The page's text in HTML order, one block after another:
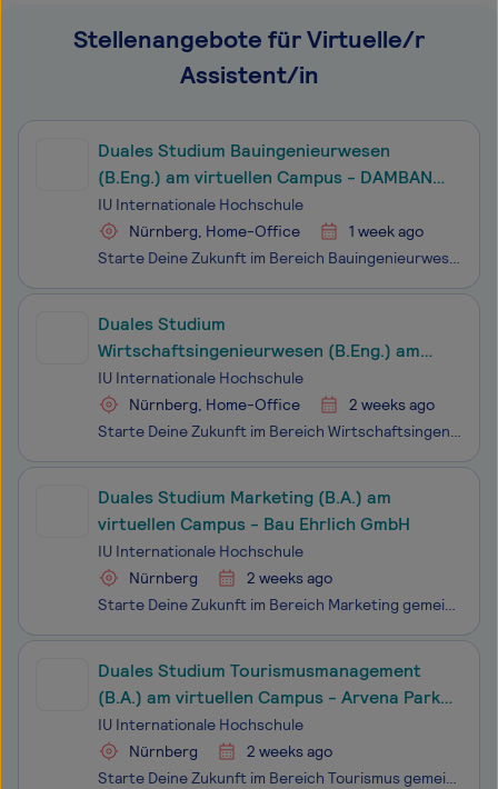
Stellenangebote für Virtuelle/r
Assistent/in
Duales Studium Bauingenieurwesen
(B.Eng.) am virtuellen Campus - DAMBAN
Ingenieurbüro
IU Internationale Hochschule
Nürnberg, Home-Office
1 week ago
Starte Deine Zukunft im Bereich Bauingenieurwesen gemeinsam mit dem DAMBAN Ingenieurbüro und der IU Internationalen Hochschule (IU). Im Dualen myStudium – akkreditiert als duales Fernstudium - sammelst Du Deine Praxiserfahrung im Unternehmen und lernst die Theorie zu 100 % virtuell, ergänzt dur
Duales Studium
Wirtschaftsingenieurwesen (B.Eng.) am
virtuellen Campus - Vodafone GmbH-
Nürnberg
IU Internationale Hochschule
Nürnberg, Home-Office
2 weeks ago
Starte Deine Zukunft im Bereich Wirtschaftsingenieurwesen gemeinsam mit der Vodafone GmbH und der IU Internationalen Hochschule (IU). Im Dualen myStudium – akkreditiert als duales Fernstudium - sammelst Du Deine Praxiserfahrung im Unternehmen und lernst die Theorie zu 100 % virtuell, ergän
Duales Studium Marketing (B.A.) am
virtuellen Campus - Bau Ehrlich GmbH
IU Internationale Hochschule
Nürnberg
2 weeks ago
Starte Deine Zukunft im Bereich Marketing gemeinsam mit der Bau Ehrlich GmbH und der IU Internationalen Hochschule (IU). Im Dualen myStudium – akkreditiert als duales Fernstudium - sammelst Du Deine Praxiserfahrung im Unternehmen und lernst die Theorie zu 100 % virtuell, ergänzt durch optionale digi
Duales Studium Tourismusmanagement
(B.A.) am virtuellen Campus - Arvena Park
Hotel am Franken-Center, Schlag GmbH
IU Internationale Hochschule
Nürnberg
2 weeks ago
Starte Deine Zukunft im Bereich Tourismus gemeinsam mit der Arvena Park Hotel am Franken-Center, Schlag GmbH und der IU Internationalen Hochschule (IU). Im Dualen myStudium – akkreditiert als duales Fernstudium - sammelst Du Deine Praxiserfahrung im Unternehmen und lernst die Theorie zu 100 % v